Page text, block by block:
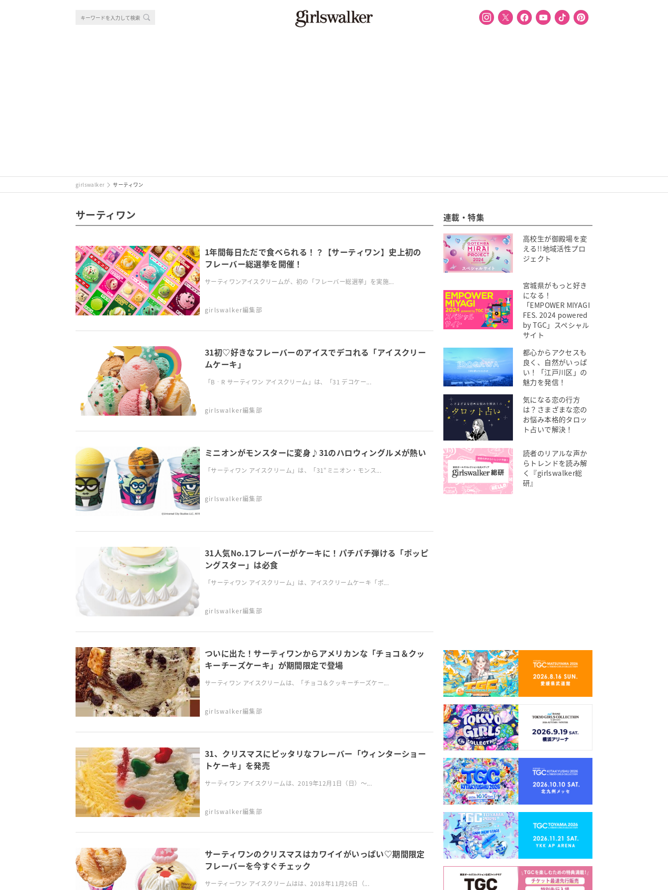
girlswalker サーティワン
サーティワン
1年間毎日ただで食べられる！？【サーティワン】史上初の
フレーバー総選挙を開催！
サーティワンアイスクリームが、初の「フレーバー総選挙」を実施...
girlswalker編集部
31初♡好きなフレーバーのアイスでデコれる「アイスクリー
ムケーキ」
「B‐R サーティワン アイスクリーム」は、「31 デコケー...
girlswalker編集部
ミニオンがモンスターに変身♪31のハロウィングルメが熱い
「サーティワン アイスクリーム」は、「31“ミニオン・モンス...
girlswalker編集部
31人気No.1フレーバーがケーキに！パチパチ弾ける「ポッピ
ングスター」は必食
「サーティワン アイスクリーム」は、アイスクリームケーキ「ポ...
girlswalker編集部
ついに出た！サーティワンからアメリカンな「チョコ＆クッ
キーチーズケーキ」が期間限定で登場
サーティワン アイスクリームは、「チョコ＆クッキーチーズケー...
girlswalker編集部
31、クリスマスにピッタリなフレーバー「ウィンターショー
トケーキ」を発売
サーティワン アイスクリームは、2019年12月1日（日）～...
girlswalker編集部
サーティワンのクリスマスはカワイイがいっぱい♡期間限定
フレーバーを今すぐチェック
サーティーワン アイスクリームはは、2018年11月26日（...
連載・特集
高校生が御殿場を変
える!!地域活性プロ
ジェクト
宮城県がもっと好き
になる！
「EMPOWER MIYAGI
FES. 2024 powered
by TGC」スペシャル
サイト
都心からアクセスも
良く、自然がいっぱ
い！「江戸川区」の
魅力を発信！
気になる恋の行方
は？さまざまな恋の
お悩み本格的タロッ
ト占いで解決！
読者のリアルな声か
らトレンドを読み解
く『girlswalker総
研』